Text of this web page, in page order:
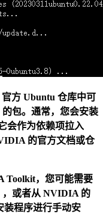
方 Ubuntu 仓库中可
的包。通常，您会安装
会作为依赖项拉入
的官方文档或仓
Toolkit，您可能需要
，或者从 NVIDIA 的
装程序进行手动安